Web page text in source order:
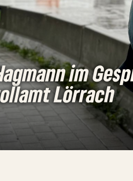
im
Lörrach